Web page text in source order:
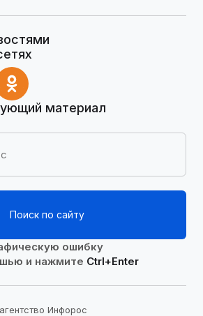
материал
Поиск по сайту
ошибку
и нажмите Ctrl+Enter
Инфорос